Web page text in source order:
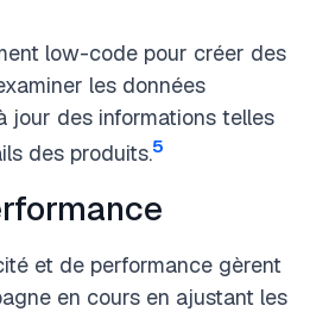
low-code pour créer des
les données
jour des informations telles
des produits.5
et de performance gèrent
en cours en ajustant les